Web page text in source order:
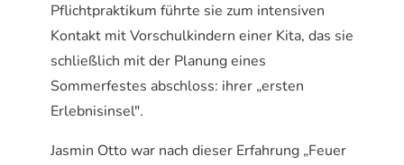
Pflichtpraktikum führte sie zum intensiven
Kontakt mit Vorschulkindern einer Kita, das sie
schließlich mit der Planung eines
Sommerfestes abschloss: ihrer „ersten
Erlebnisinsel".
Jasmin Otto war nach dieser Erfahrung „Feuer